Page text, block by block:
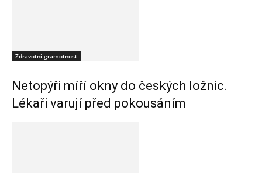
Zdravotní gramotnost
Netopýři míří okny do českých ložnic.
Lékaři varují před pokousáním